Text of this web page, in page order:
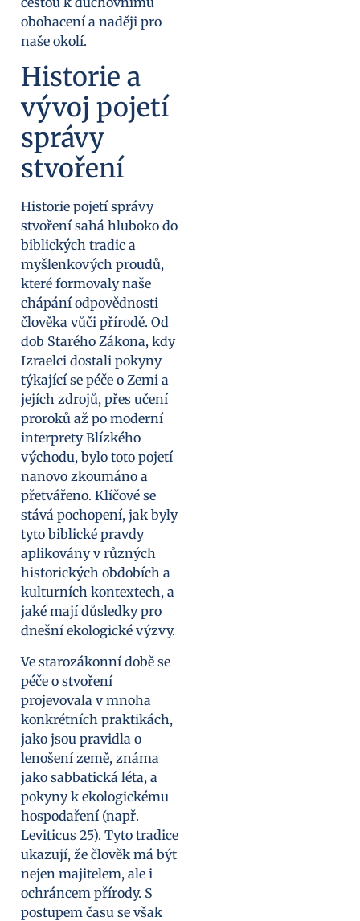
obohacení a naději pro
naše okolí.
Historie a
vývoj pojetí
správy
stvoření
Historie pojetí správy
stvoření sahá hluboko do
biblických tradic a
myšlenkových proudů,
které formovaly naše
chápání odpovědnosti
člověka vůči přírodě. Od
dob Starého Zákona, kdy
Izraelci dostali pokyny
týkající se péče o Zemi a
jejích zdrojů, přes učení
proroků až po moderní
interprety Blízkého
východu, bylo toto pojetí
nanovo zkoumáno a
přetvářeno. Klíčové se
stává pochopení, jak byly
tyto biblické pravdy
aplikovány v různých
historických obdobích a
kulturních kontextech, a
jaké mají důsledky pro
dnešní ekologické výzvy.
Ve starozákonní době se
péče o stvoření
projevovala v mnoha
konkrétních praktikách,
jako jsou pravidla o
lenošení země, známa
jako sabbatická léta, a
pokyny k ekologickému
hospodaření (např.
Leviticus 25). Tyto tradice
ukazují, že člověk má být
nejen majitelem, ale i
ochráncem přírody. S
postupem času se však